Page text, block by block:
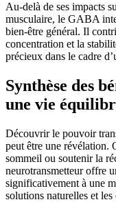
Au-delà de ses impacts
musculaire, le GABA
bien-être général. Il
concentration et la
précieux dans le cadre
Synthèse des
une vie
Découvrir le pouvoir
peut être une révélation.
sommeil ou soutenir la
neurotransmetteur offre
significativement à une
solutions naturelles et